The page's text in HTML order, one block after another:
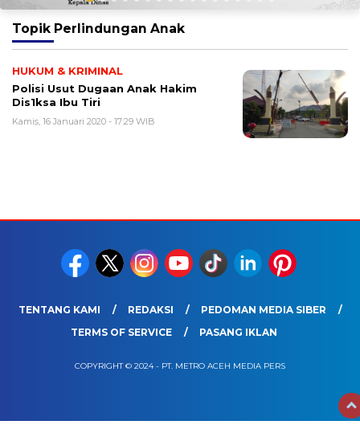
Topik Perlindungan Anak
HUKUM & KRIMINAL
Polisi Usut Dugaan Anak Hakim
Dis1ksa Ibu Tiri
Kamis, 16 Januari 2020 - 17:29 WIB
TENTANG KAMI REDAKSI
PEDOMAN MEDIA SIBER
TERMS OF SERVICE
PASANG IKLAN
COPYRIGHT © 2024 - PT. METRO ACEH MEDIA PERS